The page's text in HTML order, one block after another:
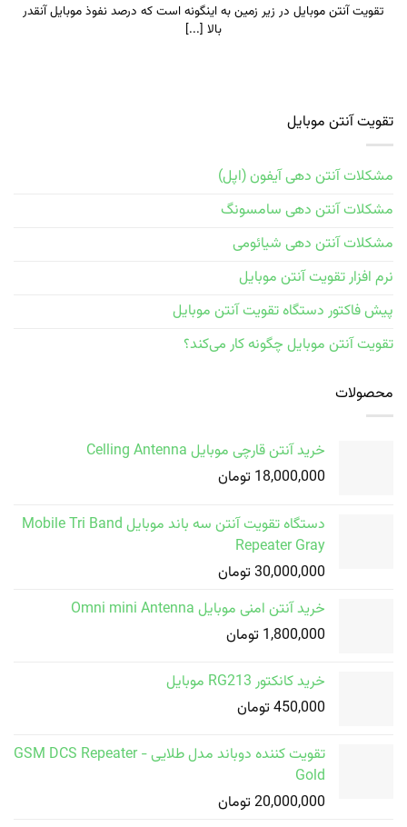
تقویت آنتن موبایل در زیر زمین به اینگونه است که درصد نفوذ موبايل آنقدر
بالا [...]
تقویت آنتن موبایل
مشکلات آنتن دهی آیفون (اپل)
مشکلات آنتن دهی سامسونگ
مشکلات آنتن دهی شیائومی
نرم افزار تقویت آنتن موبایل
پیش فاکتور دستگاه تقویت آنتن موبایل
تقویت آنتن موبایل چگونه کار می‌کند؟
محصولات
خرید آنتن قارچی موبایل Celling Antenna
18,000,000 تومان
دستگاه تقویت آنتن سه باند موبایل Mobile Tri Band
Repeater Gray
30,000,000 تومان
خرید آنتن امنی موبایل Omni mini Antenna
1,800,000 تومان
خرید کانکتور RG213 موبایل
450,000 تومان
تقویت کننده دوباند مدل طلایی GSM DCS Repeater -
Gold
20,000,000 تومان